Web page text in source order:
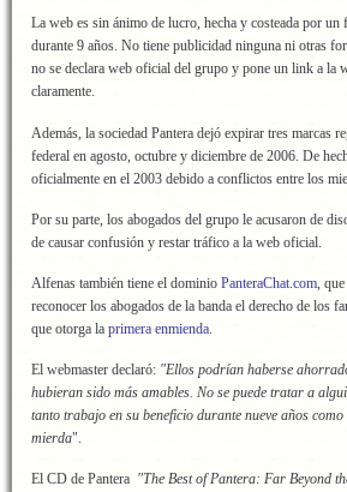
La web es sin ánimo de lucro, hecha y costeada por un
durante 9 años. No tiene publicidad ninguna ni otras
no se declara web oficial del grupo y pone un link a la
claramente.
Además, la sociedad Pantera dejó expirar tres marcas
federal en agosto, octubre y diciembre de 2006. De
oficialmente en el 2003 debido a conflictos entre los
Por su parte, los abogados del grupo le acusaron de
de causar confusión y restar tráfico a la web oficial.
Alfenas también tiene el dominio PanteraChat.com,
reconocer los abogados de la banda el derecho de los
que otorga la primera enmienda.
El webmaster declaró: "Ellos podrían haberse
hubieran sido más amables. No se puede tratar a
tanto trabajo en su beneficio durante nueve años
mierda".
El CD de Pantera "The Best of Pantera: Far Beyond